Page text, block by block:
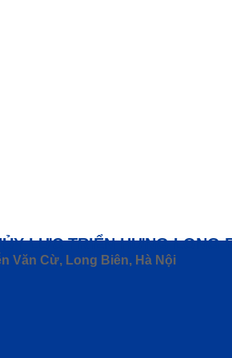
LỰC TRIỂN HƯNG LONG
Văn Cừ, Long Biên, Hà Nội